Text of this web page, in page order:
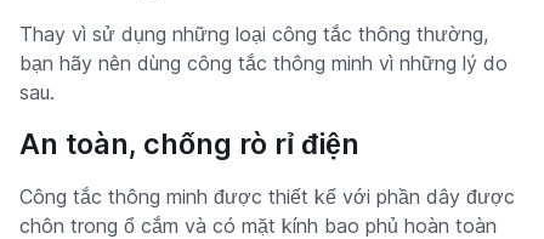
Thay vì sử dụng những loại công tắc thông thường,
bạn hãy nên dùng công tắc thông minh vì những lý do
sau.
An toàn, chống rò rỉ điện
Công tắc thông minh được thiết kế với phần dây được
chôn trong ổ cắm và có mặt kính bao phủ hoàn toàn